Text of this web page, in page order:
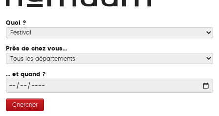
Quoi ?
Près de chez vous...
... et quand ?
Chercher